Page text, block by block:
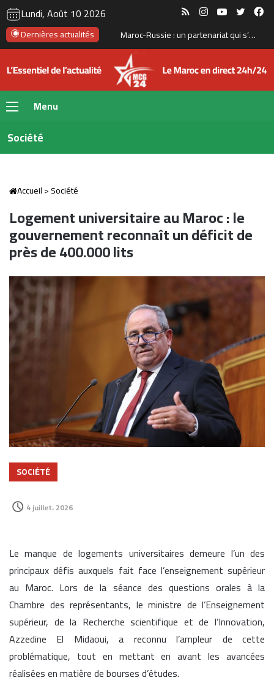
Lundi, Août 10 2026 RSS InstagramYouTube
Dernières actualités Défense : à Tan-Tan, le Maroc et les États-Unis franchissent un nouveau cap avec un premier tir réel
Menu
Société
Accueil>Société
Logement universitaire au Maroc : le
gouvernement reconnaît un déficit de
près de 400.000 lits
SOCIÉTÉ
4 juillet، 2026
Le manque de logements universitaires demeure l’un des
principaux défis auxquels fait face l’enseignement supérieur
au Maroc. Lors de la séance des questions orales à la
Chambre des représentants, le ministre de l’Enseignement
supérieur, de la Recherche scientifique et de l’Innovation,
Azzedine El Midaoui, a reconnu l’ampleur de cette
problématique, tout en mettant en avant les avancées
réalisées en matière de bourses d’études.